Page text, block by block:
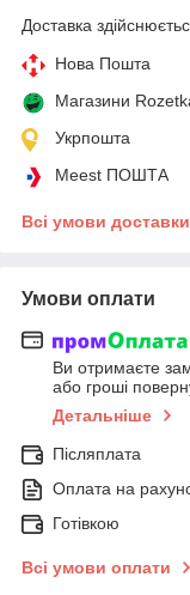
Доставка
Нова Пошта
Магазини
Укрпошта
Meest ПОШТА
Всі умови доставки
Умови оплати
Ви отримаєте
або гроші
Детальніше
Післяплата
Оплата на
Готівкою
Всі умови оплати